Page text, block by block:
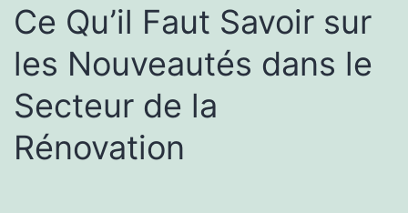
Ce Qu’il Faut Savoir sur
les Nouveautés dans le
Secteur de la
Rénovation